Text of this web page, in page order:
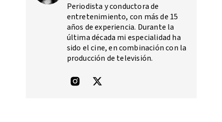
Periodista y conductora de
entretenimiento, con más de 15
años de experiencia. Durante la
última década mi especialidad ha
sido el cine, en combinación con la
producción de televisión.